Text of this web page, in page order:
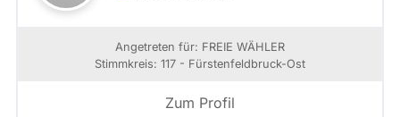
Angetreten für: FREIE WÄHLER
Stimmkreis: 117 - Fürstenfeldbruck-Ost
Zum Profil